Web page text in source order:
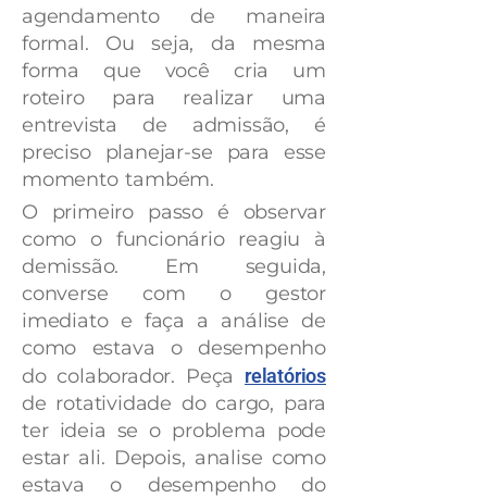
agendamento de maneira
formal. Ou seja, da mesma
forma que você cria um
roteiro para realizar uma
entrevista de admissão, é
preciso planejar-se para esse
momento também.
O primeiro passo é observar
como o funcionário reagiu à
demissão. Em seguida,
converse com o gestor
imediato e faça a análise de
como estava o desempenho
do colaborador. Peça relatórios
de rotatividade do cargo, para
ter ideia se o problema pode
estar ali. Depois, analise como
estava o desempenho do